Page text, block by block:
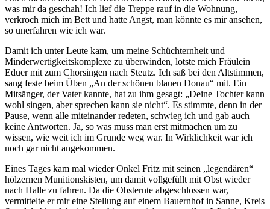
was mir da geschah! Ich lief die Treppe rauf in die Wohnung,
verkroch mich im Bett und hatte Angst, man könnte es mir ansehen,
so unerfahren wie ich war.
Damit ich unter Leute kam, um meine Schüchternheit und
Minderwertigkeitskomplexe zu überwinden, lotste mich Fräulein
Eduer mit zum Chorsingen nach Steutz. Ich saß bei den Altstimmen,
sang feste beim Üben
An der schönen blauen Donau
mit. Ein
Mitsänger, der Vater kannte, hat zu ihm gesagt:
Deine Tochter kann
wohl singen, aber sprechen kann sie nicht . Es stimmte, denn in der
Pause, wenn alle miteinander redeten, schwieg ich und gab auch
keine Antworten. Ja, so was muss man erst mitmachen um zu
wissen, wie weit ich im Grunde weg war. In Wirklichkeit war ich
noch gar nicht angekommen.
Eines Tages kam mal wieder Onkel Fritz mit seinen
legendären
hölzernen Munitionskisten, um damit vollgefüllt mit Obst wieder
nach Halle zu fahren. Da die Obsternte abgeschlossen war,
vermittelte er mir eine Stellung auf einem Bauernhof in Sanne, Kreis